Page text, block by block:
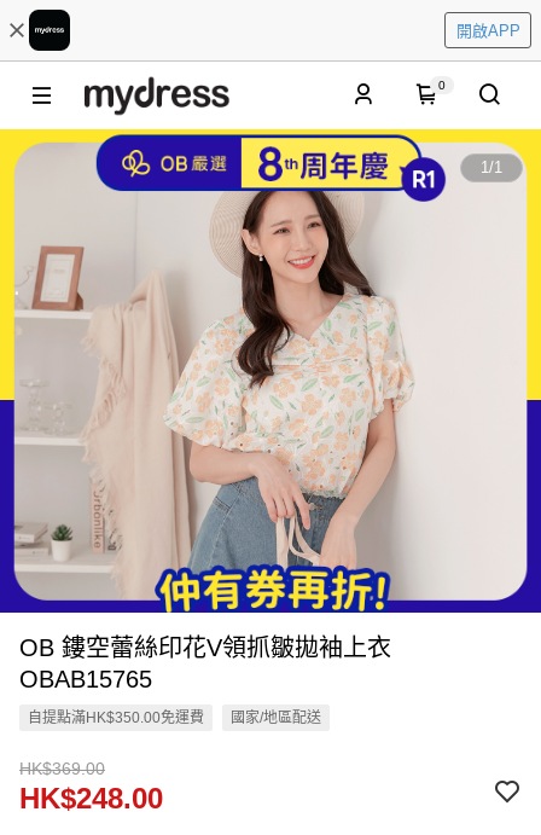
開啟APP
0
1/1
OB 鏤空蕾絲印花V領抓皺拋袖上衣
OBAB15765
自提點滿HK$350.00免運費 國家/地區配送
HK$369.00
HK$248.00